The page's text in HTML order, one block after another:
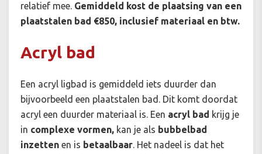
relatief mee. Gemiddeld kost de plaatsing van een
plaatstalen bad €850, inclusief materiaal en btw.
Acryl bad
Een acryl ligbad is gemiddeld iets duurder dan
bijvoorbeeld een plaatstalen bad. Dit komt doordat
acryl een duurder materiaal is. Een acryl bad krijg je
in complexe vormen, kan je als bubbelbad
inzetten en is betaalbaar. Het nadeel is dat het